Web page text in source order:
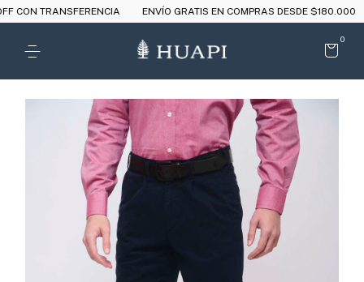
TRANSFERENCIA ENVÍO GRATIS EN COMPRAS DESDE $180.000
0